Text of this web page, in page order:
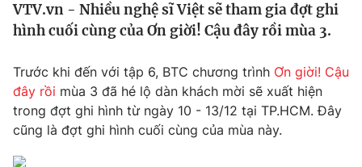
Tin tức
Thế giới đó đây
Kinh tế
Tài chính
Thị trường
Dữ liệu và đời sống
VTV.vn - Nhiều nghệ sĩ Việt sẽ tham gia đợt ghi
hình cuối cùng của Ơn giời! Cậu đây rồi mùa 3.
Trước khi đến với tập 6, BTC chương trình Ơn giời! Cậu
đây rồi mùa 3 đã hé lộ dàn khách mời sẽ xuất hiện
trong đợt ghi hình từ ngày 10 - 13/12 tại TP.HCM. Đây
cũng là đợt ghi hình cuối cùng của mùa này.